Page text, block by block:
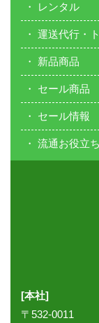
レンタル
運送代行・
新品商品
セール商品
セール情報
流通お役立
[本社]
〒532-0011